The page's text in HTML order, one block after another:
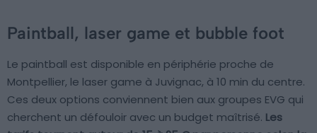
Paintball, laser game et bubble foot
Le paintball est disponible en périphérie proche de
Montpellier, le laser game à Juvignac, à 10 min du centre.
Ces deux options conviennent bien aux groupes EVG qui
cherchent un défouloir avec un budget maîtrisé. Les